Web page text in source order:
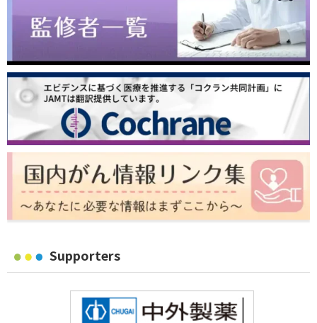
Supporters